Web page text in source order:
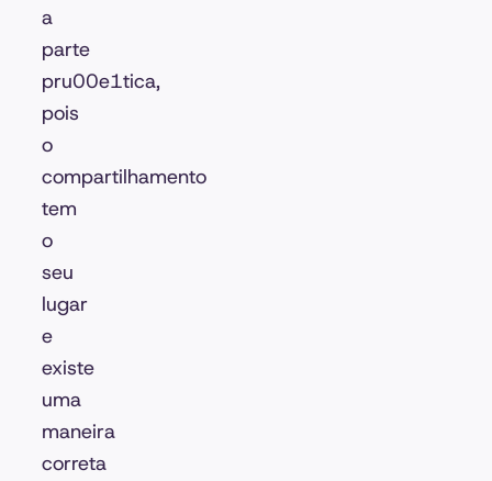
a
parte
pru00e1tica,
pois
o
compartilhamento
tem
o
seu
lugar
e
existe
uma
maneira
correta